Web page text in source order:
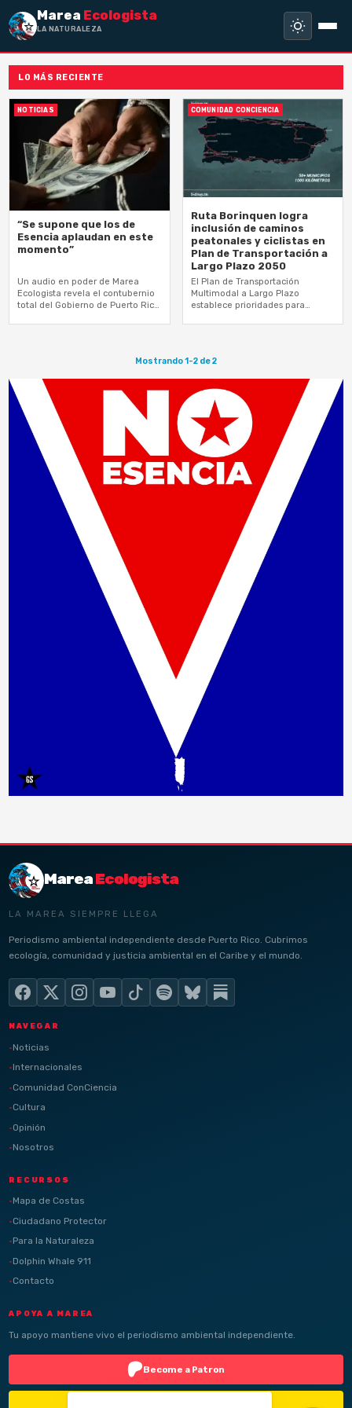
Marea Ecologista
LA NATURALEZA NO
LO MÁS RECIENTE
NOTICIAS
“Se supone que los de
Esencia aplaudan en este
momento”
Un audio en poder de Marea
Ecologista revela el contubernio
total del Gobierno de Puerto Rico
COMUNIDAD CONCIENCIA
Ruta Borinquen logra
inclusión de caminos
peatonales y ciclistas en
Plan de Transportación a
Largo Plazo 2050
El Plan de Transportación
Multimodal a Largo Plazo
establece prioridades para
Mostrando 1-2 de 2
MareaEcologista
LA MAREA SIEMPRE LLEGA
Periodismo ambiental independiente desde Puerto Rico. Cubrimos
ecología, comunidad y justicia ambiental en el Caribe y el mundo.
NAVEGAR
Noticias
Internacionales
Comunidad ConCiencia
Cultura
Opinión
Nosotros
RECURSOS
Mapa de Costas
Ciudadano Protector
Para la Naturaleza
Dolphin Whale 911
Contacto
APOYA A MAREA
Tu apoyo mantiene vivo el periodismo ambiental independiente.
Become a Patron